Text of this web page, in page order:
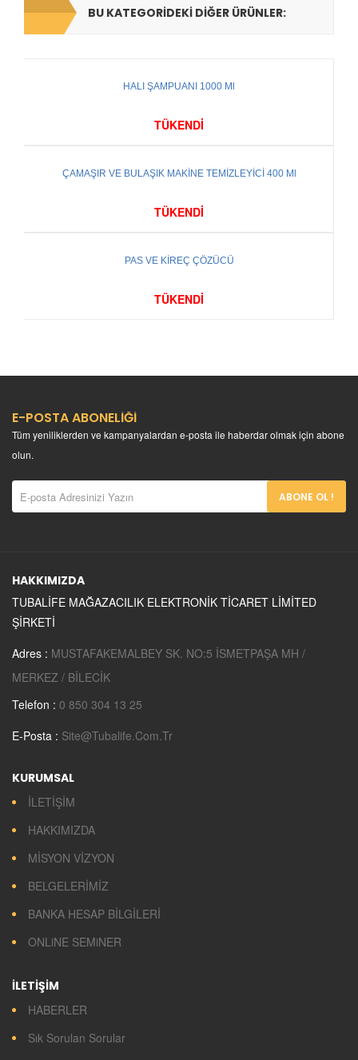
BU KATEGORIDEKI DIĞER ÜRÜNLER:
HALI ŞAMPUANI 1000 Ml
TÜKENDİ
Satılan
ÇAMAŞIR VE BULAŞIK MAKİNE TEMİZLEYİCİ 400 Ml
TÜKENDİ
PAS VE KİREÇ ÇÖZÜCÜ
TÜKENDİ
E-POSTA ABONELİĞİ
Tüm yeniliklerden ve kampanyalardan e-posta ile haberdar olmak için abone
olun.
ABONE OL !
HAKKIMIZDA
TUBALİFE MAĞAZACILIK ELEKTRONİK TİCARET LİMİTED
ŞİRKETİ
Adres : MUSTAFAKEMALBEY SK. NO:5 İSMETPAŞA MH /
MERKEZ / BİLECİK
Telefon : 0 850 304 13 25
E-Posta : Site@tubalife.com.tr
KURUMSAL
İLETİŞİM
HAKKIMIZDA
MİSYON VİZYON
BELGELERİMİZ
BANKA HESAP BİLGİLERİ
ONLiNE SEMiNER
İLETİŞİM
HABERLER
Sık Sorulan Sorular